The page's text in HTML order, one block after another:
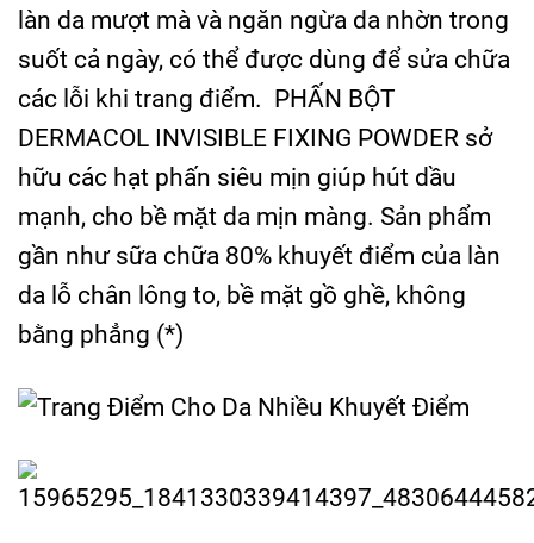
làn da mượt mà và ngăn ngừa da nhờn trong
suốt cả ngày, có thể được dùng để sửa chữa
các lỗi khi trang điểm. PHẤN BỘT
DERMACOL INVISIBLE FIXING POWDER sở
hữu các hạt phấn siêu mịn giúp hút dầu
mạnh, cho bề mặt da mịn màng. Sản phẩm
gần như sữa chữa 80% khuyết điểm của làn
da lỗ chân lông to, bề mặt gồ ghề, không
bằng phẳng (*)